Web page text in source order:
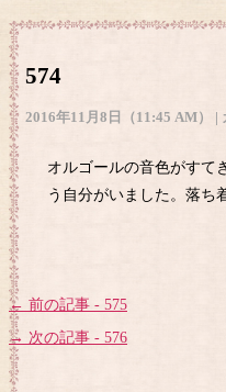
574
2016年11月8日（11:45 AM） |
オルゴールの音色がすて
う自分がいました。落ち
← 前の記事 - 575
→ 次の記事 - 576